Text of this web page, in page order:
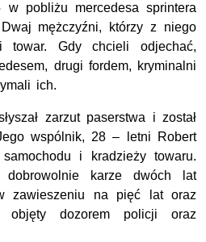
w pobliżu mercedesa sprintera
mężczyźni, którzy z niego
towar. Gdy chcieli odjechać,
drugi fordem, kryminalni
ich.
zarzut paserstwa i został
wspólnik, 28 – letni Robert
i kradzieży towaru.
dobrowolnie karze dwóch lat
zawieszeniu na pięć lat oraz
objęty dozorem policji oraz